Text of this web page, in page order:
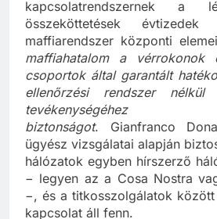
eljárást idéz, amelyek
kapcsolatrendszernek
összeköttetések
maffiarendszer központi
maffiahatalom a
csoportok által garantált
ellenőrzési rendszer
tevékenységéhez
biztonságot. Gianfranco
ügyész vizsgálatai alapján
hálózatok egyben hírszerző
− legyen az a Cosa Nostra
−, és a titkosszolgálatok között